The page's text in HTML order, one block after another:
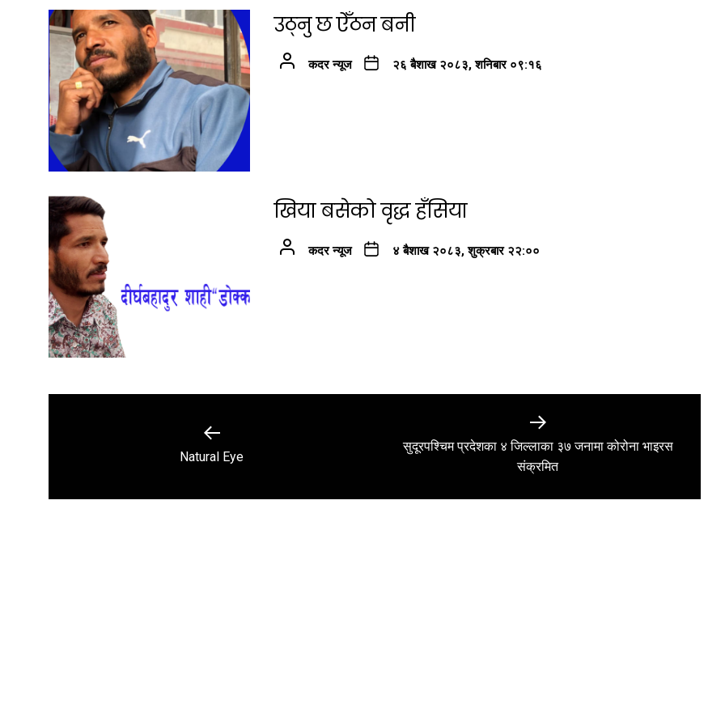
उठ्नु छ ऐँठन बनी
कदर न्यूज २६ बैशाख २०८३, शनिबार ०९:१६
खिया बसेको वृद्ध हँसिया
कदर न्यूज ४ बैशाख २०८३, शुक्रबार २२:००
Previous
Natural Eye
Next
post:
सुदूरपश्चिम प्रदेशका ४ जिल्लाका ३७ जनामा कोरोना भाइरस
संक्रमित